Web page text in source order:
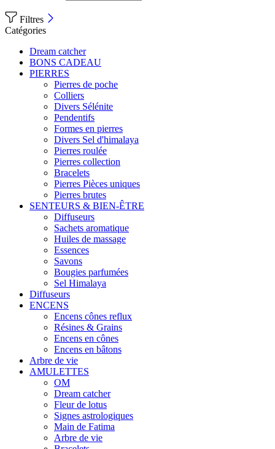
Filtres
Catégories
Dream catcher
BONS CADEAU
PIERRES
Pierres de poche
Colliers
Divers Sélénite
Pendentifs
Formes en pierres
Divers Sel d'himalaya
Pierres roulée
Pierres collection
Bracelets
Pierres Pièces uniques
Pierres brutes
SENTEURS & BIEN-ÊTRE
Diffuseurs
Sachets aromatique
Huiles de massage
Essences
Savons
Bougies parfumées
Sel Himalaya
Diffuseurs
ENCENS
Encens cônes reflux
Résines & Grains
Encens en cônes
Encens en bâtons
Arbre de vie
AMULETTES
OM
Dream catcher
Fleur de lotus
Signes astrologiques
Main de Fatima
Arbre de vie